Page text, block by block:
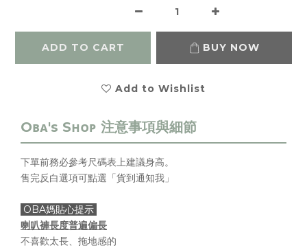
ADD TO CART BUY NOW
Add to Wishlist
下單前務必參考尺碼表上建議身高。
售完反白選項可點選「貨到通知我」
OBA媽貼心提示
喇叭褲長度普遍偏長
不喜歡太長、拖地感的